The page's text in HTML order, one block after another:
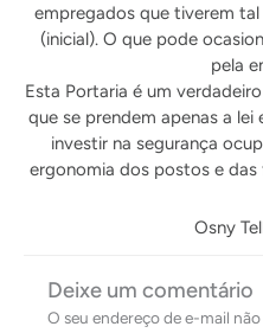
empregados que tiverem
(inicial). O que pode
pela
Esta Portaria é um
que se prendem apenas a
investir na segurança
ergonomia dos postos e
Osny
Deixe um comentário
O seu endereço de e-mail